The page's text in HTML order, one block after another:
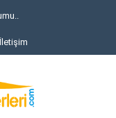
İletişim